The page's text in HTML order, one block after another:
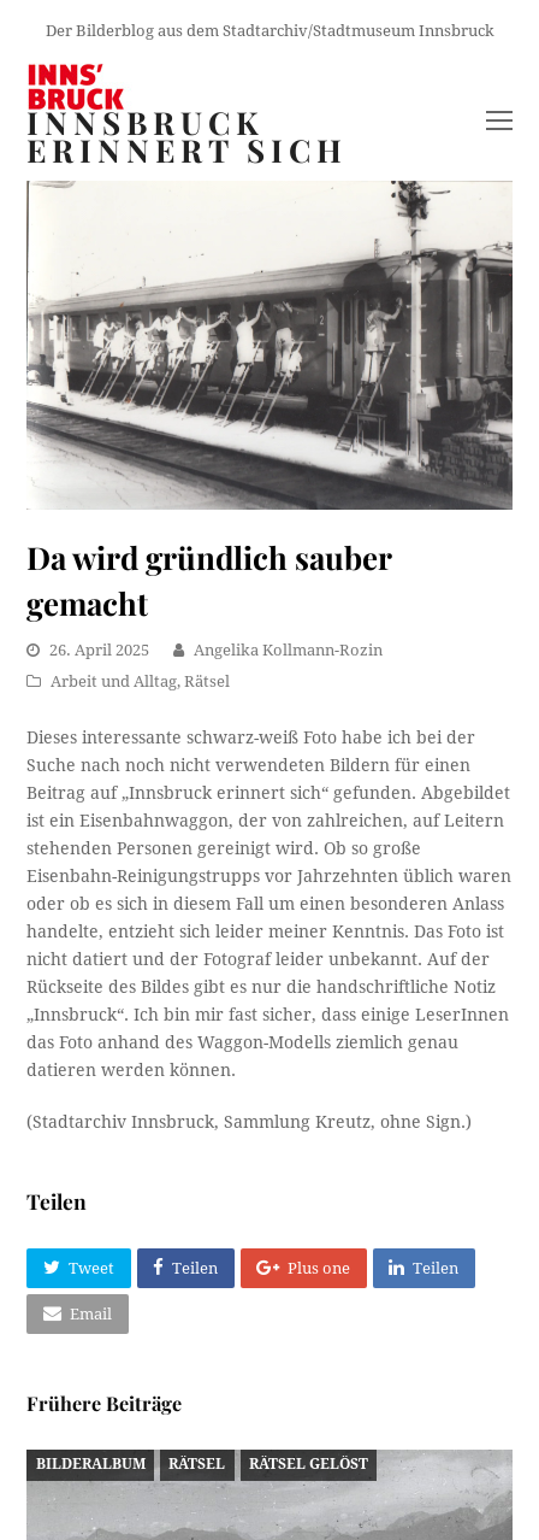
Der Bilderblog aus dem Stadtarchiv/Stadtmuseum Innsbruck
INNSBRUCK
ERINNERT SICH
Da wird gründlich sauber
gemacht
26. April 2025
Angelika Kollmann-Rozin
Arbeit und Alltag,Rätsel
Dieses interessante schwarz-weiß Foto habe ich bei der
Suche nach noch nicht verwendeten Bildern für einen
Beitrag auf „Innsbruck erinnert sich“ gefunden. Abgebildet
ist ein Eisenbahnwaggon, der von zahlreichen, auf Leitern
stehenden Personen gereinigt wird. Ob so große
Eisenbahn-Reinigungstrupps vor Jahrzehnten üblich waren
oder ob es sich in diesem Fall um einen besonderen Anlass
handelte, entzieht sich leider meiner Kenntnis. Das Foto ist
nicht datiert und der Fotograf leider unbekannt. Auf der
Rückseite des Bildes gibt es nur die handschriftliche Notiz
„Innsbruck“. Ich bin mir fast sicher, dass einige LeserInnen
das Foto anhand des Waggon-Modells ziemlich genau
datieren werden können.
(Stadtarchiv Innsbruck, Sammlung Kreutz, ohne Sign.)
Teilen
Tweet Teilen Plus one Teilen
Email
Frühere Beiträge
BILDERALBUM RÄTSEL RÄTSEL GELÖST